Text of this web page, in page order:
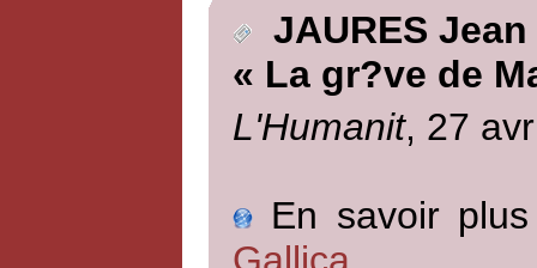
JAURES Jean
« La gr?ve de
L'Humanit, 27
En savoir
Gallica